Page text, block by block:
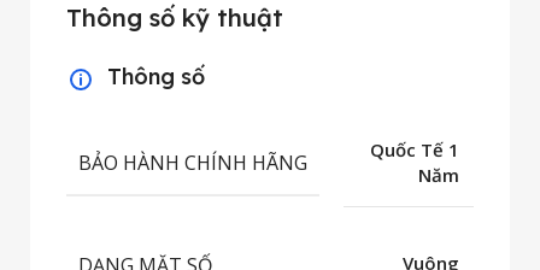
Thông số kỹ thuật
Thông số
BẢO HÀNH CHÍNH HÃNG
Quốc Tế 1
Năm
DẠNG MẶT SỐ Vuông